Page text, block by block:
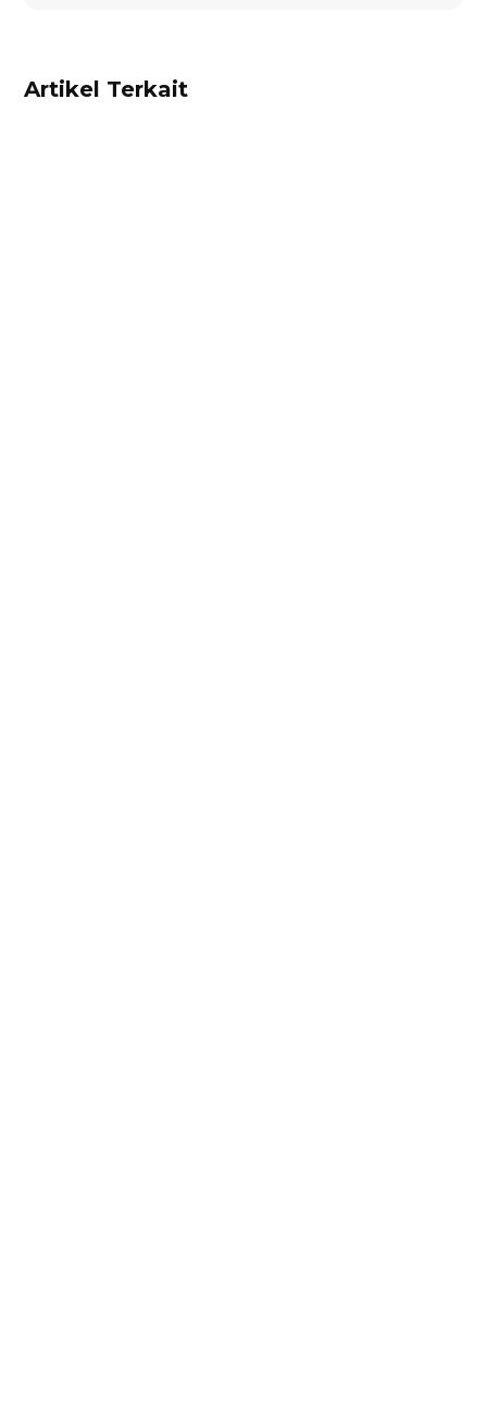
Artikel Terkait